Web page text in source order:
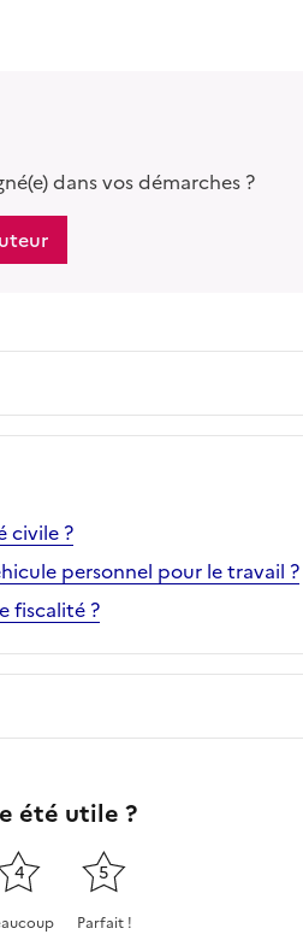
dans vos démarches ?
civile ?
personnel pour le travail ?
fiscalité ?
été utile ?
4 5
Parfait !